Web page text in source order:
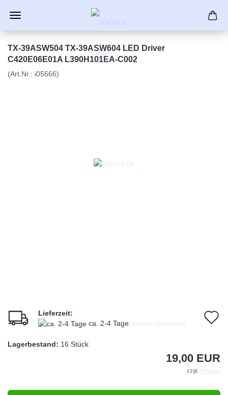
TX-39ASW504 TX-39ASW604 LED Driver
C420E06E01A L390H101EA-C002
(Art.Nr.: i05666)
Lieferzeit:
ca. 2-4 Tage (Ausland abweichend)
Lagerbestand: 16 Stück
19,00 EUR
zzgl. Versand